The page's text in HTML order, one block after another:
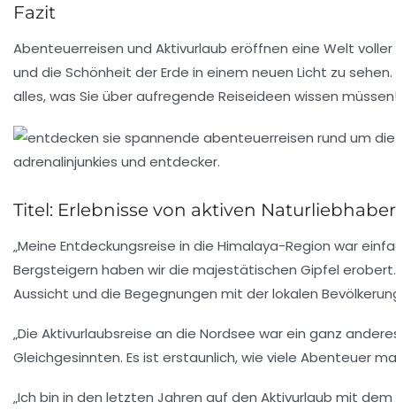
Fazit
Abenteuerreisen und Aktivurlaub eröffnen eine Welt
und die Schönheit der Erde in einem neuen Licht zu
alles, was Sie über aufregende Reiseideen wissen
Titel: Erlebnisse von aktiven
„Meine Entdeckungsreise in die Himalaya-Region war
Bergsteigern haben wir die majestätischen Gipfel
Aussicht und die Begegnungen mit der lokalen
„Die Aktivurlaubsreise an die Nordsee war ein ganz
Gleichgesinnten. Es ist erstaunlich, wie viele Abenteuer
„Ich bin in den letzten Jahren auf den Aktivurlaub mit dem